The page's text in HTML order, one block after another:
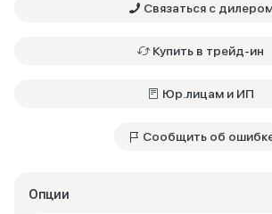
Опции
Связаться с
Купить в трейд-ин
Юр.лицам и ИП
Сообщить об